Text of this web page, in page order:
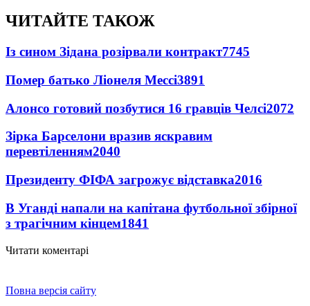
ЧИТАЙТЕ ТАКОЖ
Із сином Зідана розірвали контракт7745
Помер батько Ліонеля Мессі3891
Алонсо готовий позбутися 16 гравців Челсі2072
Зірка Барселони вразив яскравим
перевтіленням2040
Президенту ФІФА загрожує відставка2016
В Уганді напали на капітана футбольної збірної
з трагічним кінцем1841
Читати коментарі
Повна версія сайту